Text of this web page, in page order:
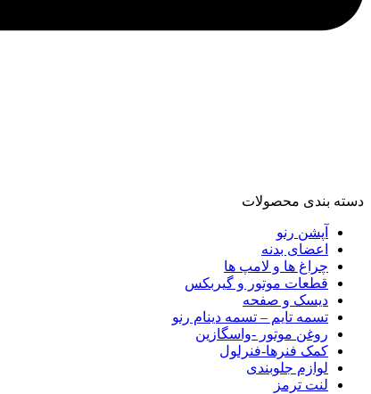
دسته‌ بندی محصولات
آپشن رنو
اعضای بدنه
چراغ ها و لامپ ها
قطعات موتور و گیربکس
دیسک و صفحه
تسمه تایم – تسمه دینام رنو
روغن موتور -واسگازین
کمک فنرها-فنرلول
لوازم جلوبندی
لنت ترمز